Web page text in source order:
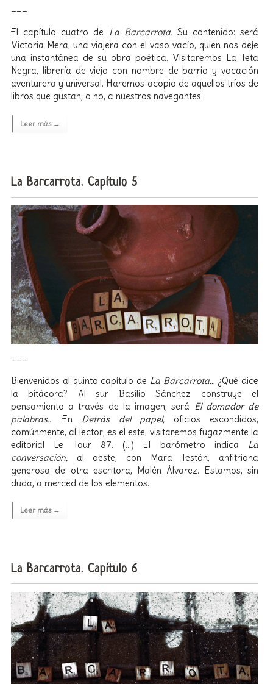
El capítulo cuatro de La Barcarrota.Su contenido: será
Victoria Mera, una viajera con el vaso vacío, quien nos deje
una instantánea de su obra poética. Visitaremos La Teta
Negra, librería de viejo con nombre de barrio y vocación
aventurera y universal. Haremos acopio de aquellos tríos de
libros que gustan, o no, a nuestros navegantes.
Leer más →
La Barcarrota. Capítulo 5
Bienvenidos al quinto capítulo de La Barcarrota… ¿Qué dice
la bitácora? Al sur Basilio Sánchez construye el
pensamiento a través de la imagen; será El domador de
palabras… En Detrás del papel, oficios escondidos,
comúnmente, al lector; es el este, visitaremos fugazmente la
editorial Le Tour 87. (…) El barómetro indica La
conversación, al oeste, con Mara Testón, anfitriona
generosa de otra escritora, Malén Álvarez. Estamos, sin
duda, a merced de los elementos.
Leer más →
La Barcarrota. Capítulo 6